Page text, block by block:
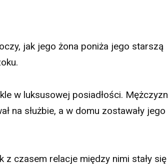
jak jego żona poniża jego starszą
w luksusowej posiadłości.
na służbie, a w domu zostawały jego
z czasem relacje między nimi stały się